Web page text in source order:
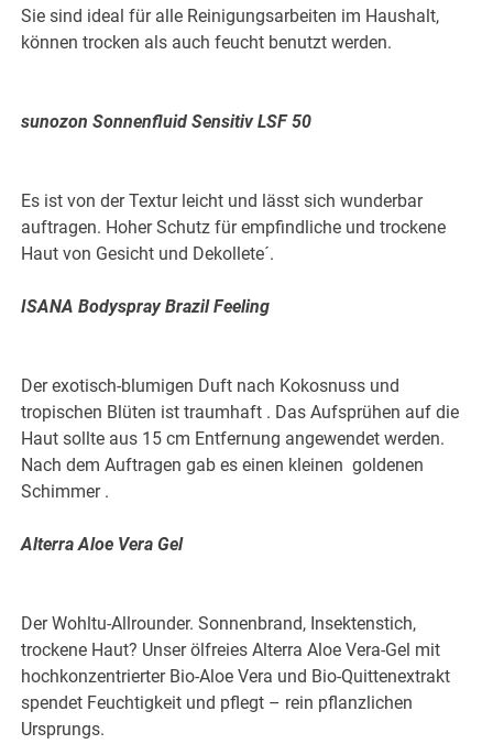
Sie sind ideal für alle Reinigungsarbeiten im Haushalt,
können trocken als auch feucht benutzt werden.
sunozon Sonnenfluid Sensitiv LSF 50
Es ist von der Textur leicht und lässt sich wunderbar
auftragen. Hoher Schutz für empfindliche und trockene
Haut von Gesicht und Dekollete´.
ISANA Bodyspray Brazil Feeling
Der exotisch-blumigen Duft nach Kokosnuss und
tropischen Blüten ist traumhaft . Das Aufsprühen auf die
Haut sollte aus 15 cm Entfernung angewendet werden.
Nach dem Auftragen gab es einen kleinen goldenen
Schimmer .
Alterra Aloe Vera Gel
Der Wohltu-Allrounder. Sonnenbrand, Insektenstich,
trockene Haut? Unser ölfreies Alterra Aloe Vera-Gel mit
hochkonzentrierter Bio-Aloe Vera und Bio-Quittenextrakt
spendet Feuchtigkeit und pflegt – rein pflanzlichen
Ursprungs.